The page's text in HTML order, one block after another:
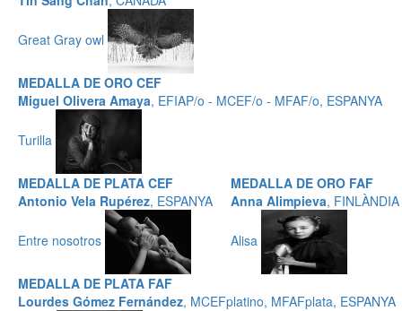
Great Gray owl
MEDALLA DE ORO CEF
Miguel Olivera Amaya, EFIAP/o - MCEF/o - MFAF/o, ESPANYA
Turilla
MEDALLA DE PLATA CEF
Antonio Vela Rupérez, ESPANYA
Entre nosotros
MEDALLA DE ORO FAF
Anna Alimpieva, FINLÀNDIA
Alisa
MEDALLA DE PLATA FAF
Lourdes Gómez Fernández, MCEFplatino, MFAFplata, ESPANYA